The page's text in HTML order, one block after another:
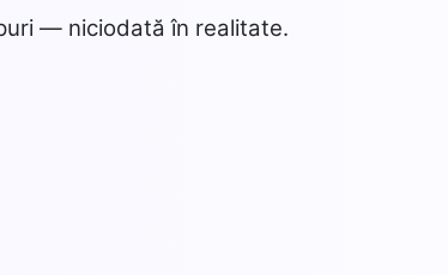
— niciodată în realitate.